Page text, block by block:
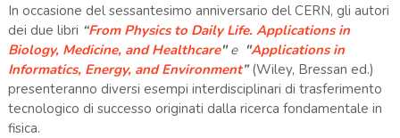
In occasione del sessantesimo anniversario del CERN, gli autori
dei due libri “From Physics to Daily Life. Applications in
Biology, Medicine, and Healthcare"e"Applications in
Informatics, Energy, and Environment”(Wiley, Bressan ed.)
presenteranno diversi esempi interdisciplinari di trasferimento
tecnologico di successo originati dalla ricerca fondamentale in
fisica.